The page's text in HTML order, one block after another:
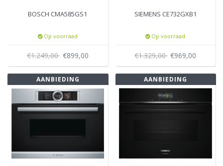
BOSCH CMA585GS1
Op voorraad
€1.249,00 €899,00
SIEMENS CE732GXB1
Op voorraad
€1.329,00 €969,00
AANBIEDING AANBIEDING